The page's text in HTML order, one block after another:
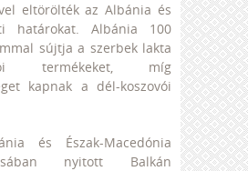
eltörölték az Albánia és
határokat. Albánia 100
sújtja a szerbek lakta
termékeket, míg
kapnak a dél-koszovói
és Észak-Macedónia
nyitott Balkán